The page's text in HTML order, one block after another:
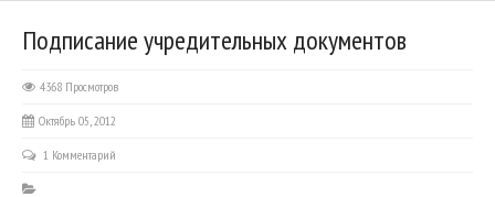
Подписание учредительных документов
4368 Просмотров
Октябрь 05, 2012
1 Комментарий